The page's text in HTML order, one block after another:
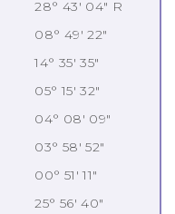
28° 43' 04" R
08° 49' 22"
14° 35' 35"
05° 15' 32"
04° 08' 09"
03° 58' 52"
00° 51' 11"
25° 56' 40"